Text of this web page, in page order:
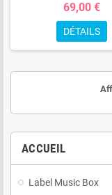
ACCUEIL
Label Music Box
69,00 €
DÉTAILS